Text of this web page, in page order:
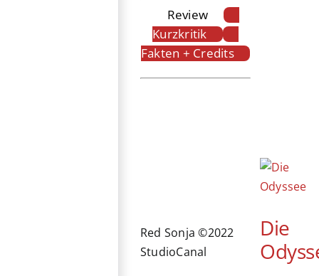
Review
Kurzkritik
Fakten + Credits
Red Sonja ©2022
StudioCanal
Die